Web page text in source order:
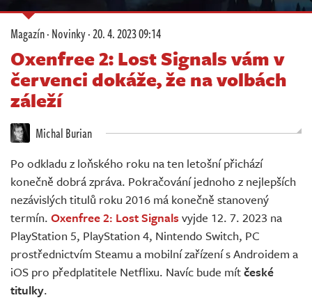
Komunita
Redakce
Živě
Magazín·Novinky·20. 4. 2023 09:14
Oxenfree 2: Lost Signals vám v
červenci dokáže, že na volbách
záleží
Michal Burian
Po odkladu z loňského roku na ten letošní přichází
konečně dobrá zpráva. Pokračování jednoho z nejlepších
nezávislých titulů roku 2016 má konečně stanovený
termín. Oxenfree 2: Lost Signals vyjde 12. 7. 2023 na
PlayStation 5, PlayStation 4, Nintendo Switch, PC
prostřednictvím Steamu a mobilní zařízení s Androidem a
iOS pro předplatitele Netflixu. Navíc bude mítčeské
titulky.